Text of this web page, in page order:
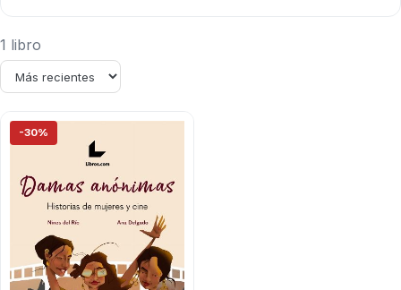
1 libro
-30%